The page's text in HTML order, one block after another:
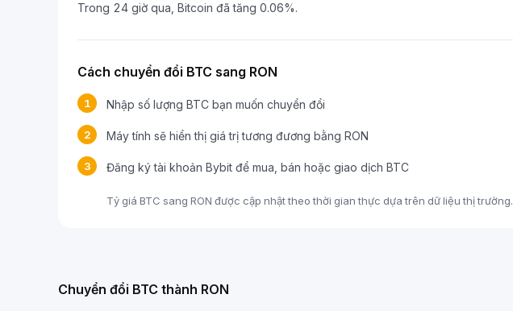
Trong 24 giờ qua, Bitcoin đã tăng 0.06%.
Cách chuyển đổi BTC sang RON
1 Nhập số lượng BTC bạn muốn chuyển đổi
2 Máy tính sẽ hiển thị giá trị tương đương bằng RON
3 Đăng ký tài khoản Bybit để mua, bán hoặc giao dịch BTC
Tỷ giá BTC sang RON được cập nhật theo thời gian thực dựa trên dữ liệu thị trường.
Chuyển đổi BTC thành RON